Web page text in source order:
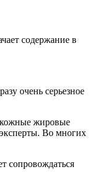
содержание в
очень серьезное
жировые
Во многих
сопровождаться